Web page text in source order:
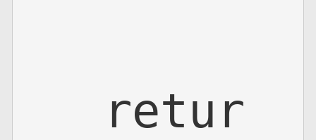
retur